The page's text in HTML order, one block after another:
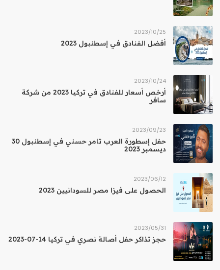
25‏/10‏/2023
أفضل الفنادق في إسطنبول 2023
24‏/10‏/2023
أرخص أسعار للفنادق في تركيا 2023 من شركة
سافر
23‏/09‏/2023
حفل إسطورة العرب تامر حسني في إسطنبول 30
ديسمبر 2023
12‏/06‏/2023
الحصول على فيزا مصر للسودانيين 2023
31‏/05‏/2023
حجز تذاكر حفل أصالة نصري في تركيا 14-07-2023